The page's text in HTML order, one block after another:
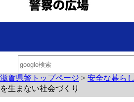
滋賀県警トップページ > 安全な暮らし
を生まない社会づくり